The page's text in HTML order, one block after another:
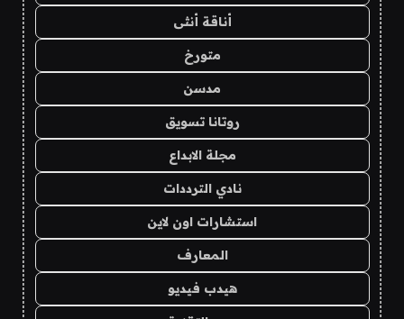
أناقة أنثى
متورخ
مدسن
روتانا تسويق
مجلة الابداع
نادي الترددات
استشارات اون لاين
المعارف
هيدب فيديو